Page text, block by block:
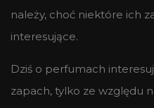
należy, choć niektóre ich
interesujące.
Dziś o perfumach
zapach, tylko ze względu